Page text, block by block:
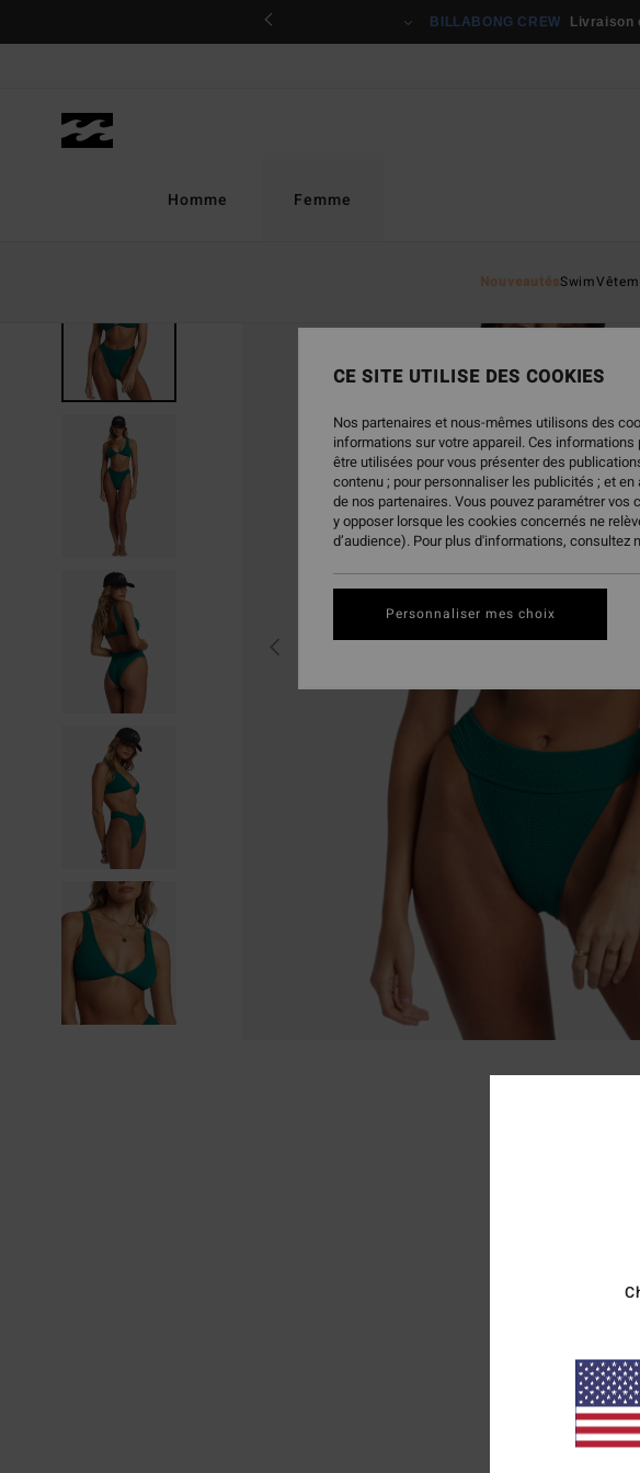
BILLABONG CREW Livraison
Homme Femme
NouveautésSwim
CE SITE UTILISE DES COOKIES
Nos partenaires et nous-mêmes utilisons des
informations sur votre appareil. Ces
être utilisées pour vous présenter des
contenu ; pour personnaliser les publicités ; et
de nos partenaires. Vous pouvez paramétrer
y opposer lorsque les cookies concernés ne
d’audience). Pour plus d'informations, consultez
Personnaliser mes choix